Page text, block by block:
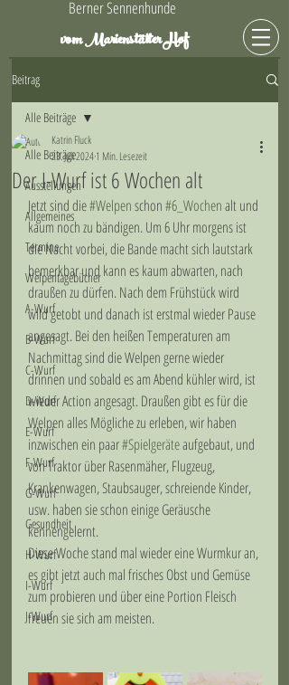
Berner Sennenhunde
vom MarienstätterHof
Beitrag
Alle Beiträge
Ausstellungen
Allgemeines
Termine
Welpentagebücher
A-Wurf
B-Wurf
C-Wurf
D-Wurf
E-Wurf
F-Wurf
G-Wurf
Gesundheit
H-Wurf
I-Wurf
J-Wurf
Alle Beiträge
Der I-Wurf ist 6 Wochen alt
Katrin Fluck
23. Juli 20241 Min. Lesezeit
Jetzt sind die #Welpen schon #6_Wochen alt und
kaum noch zu bändigen. Um 6 Uhr morgens ist
die Nacht vorbei, die Bande macht sich lautstark
bemerkbar und kann es kaum abwarten, nach
draußen zu dürfen. Nach dem Frühstück wird
wild getobt und danach ist erstmal wieder Pause
angesagt. Bei den heißen Temperaturen am
Nachmittag sind die Welpen gerne wieder
drinnen und sobald es am Abend kühler wird, ist
wieder Action angesagt. Draußen gibt es für die
Welpen alles Mögliche zu erleben, wir haben
inzwischen ein paar #Spielgeräte aufgebaut, und
von Traktor über Rasenmäher, Flugzeug,
Krankenwagen, Staubsauger, schreiende Kinder,
usw. haben sie schon einige Geräusche
kennengelernt.
Diese Woche stand mal wieder eine Wurmkur an,
es gibt jetzt auch mal frisches Obst und Gemüse
zum probieren und über eine Portion Fleisch
freuen sie sich am meisten.